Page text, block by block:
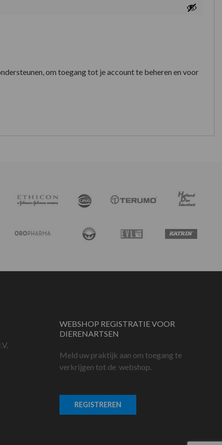
om toegang tot je account te beheren en voor
WEBSHOP REGISTRATIE VOOR
DIERENARTSEN
Meld uw praktijk aan om toegang te
verkrijgen tot de webshop.
REGISTREREN